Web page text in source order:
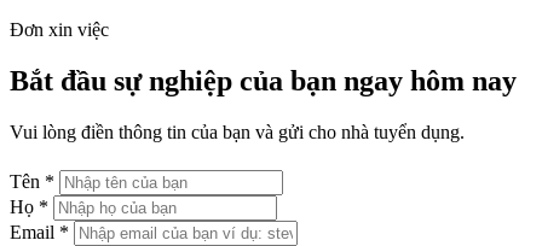
Đơn xin việc
Bắt đầu sự nghiệp của bạn ngay hôm nay
Vui lòng điền thông tin của bạn và gửi cho nhà tuyển dụng.
Tên *
Họ *
Email *